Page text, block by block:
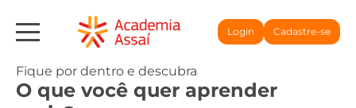
Login Cadastre-se
Fique por dentro e descubra
O que você quer aprender